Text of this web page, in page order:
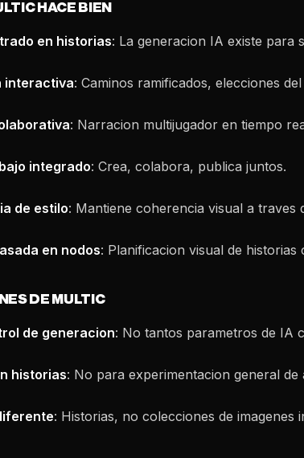
HACE BIEN
en historias: La generacion IA existe para
interactiva: Caminos ramificados, elecciones
: Narracion multijugador en tiempo
integrado: Crea, colabora, publica juntos.
de estilo: Mantiene coherencia visual a traves
en nodos: Planificacion visual de historias
DE MULTIC
de generacion: No tantos parametros de IA
historias: No para experimentacion general de
: Historias, no colecciones de imagenes